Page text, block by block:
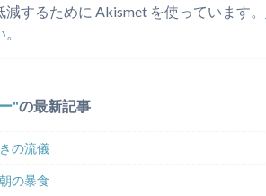
するために Akismet を使っています。
。
の最新記事
の流儀
の暴食